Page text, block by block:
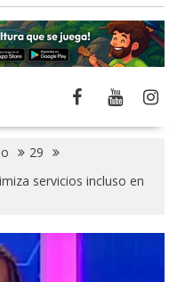
29
servicios incluso en